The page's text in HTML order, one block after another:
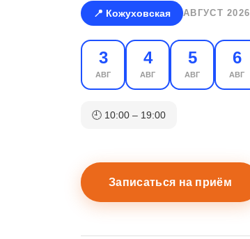
📍 Кожуховская АВГУСТ 2026
3
АВГ
4
АВГ
5
АВГ
6
АВГ
🕘 10:00 – 19:00
Записаться на приём